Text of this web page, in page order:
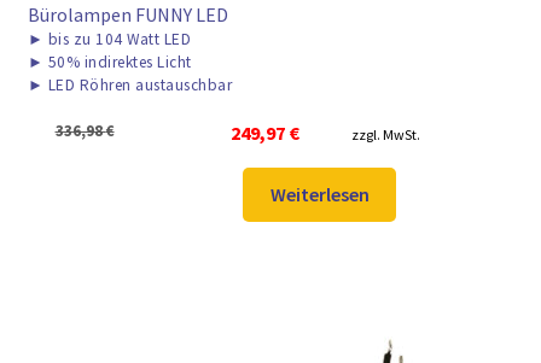
Bürolampen FUNNY LED
► bis zu 104 Watt LED
► 50% indirektes Licht
► LED Röhren austauschbar
336,98€
Ursprünglicher
336,98 €
249,97 €
Aktueller
ist:
249,97 €.
zzgl. MwSt.
Weiterlesen